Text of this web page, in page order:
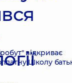
відкриває
Школу